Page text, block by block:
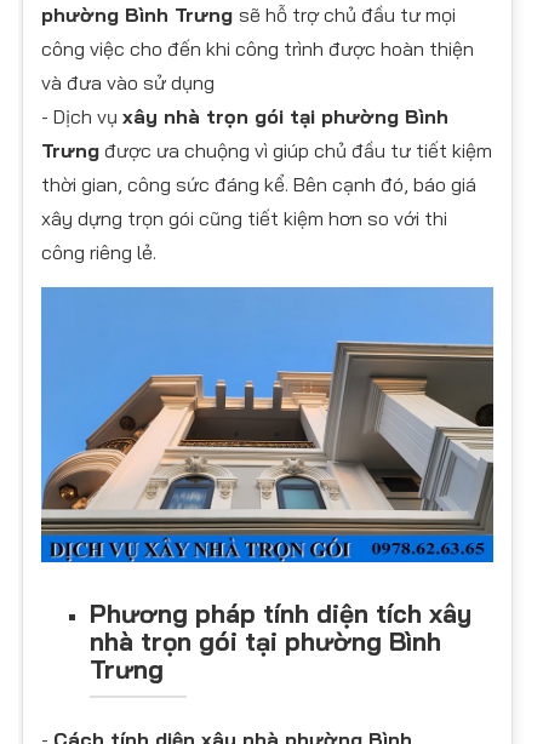
phường Bình Trưng sẽ hỗ trợ chủ đầu tư mọi
công việc cho đến khi công trình được hoàn thiện
và đưa vào sử dụng
- Dịch vụ xây nhà trọn gói tại phường Bình
Trưng được ưa chuộng vì giúp chủ đầu tư tiết kiệm
thời gian, công sức đáng kể. Bên cạnh đó, báo giá
xây dựng trọn gói cũng tiết kiệm hơn so với thi
công riêng lẻ.
Phương pháp tính diện tích xây
nhà trọn gói tại phường Bình
Trưng
- Cách tính diện xây nhà phường Bình